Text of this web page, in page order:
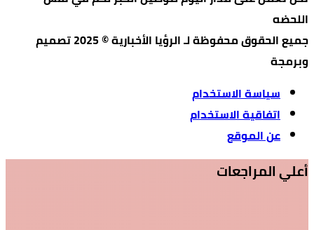
اللحضه
جميع الحقوق محفوظة لـ الرؤيا الأخبارية © 2025 تصميم
وبرمجة
سياسة الاستخدام
اتفاقية الاستخدام
عن الموقع
أعلي المراجعات